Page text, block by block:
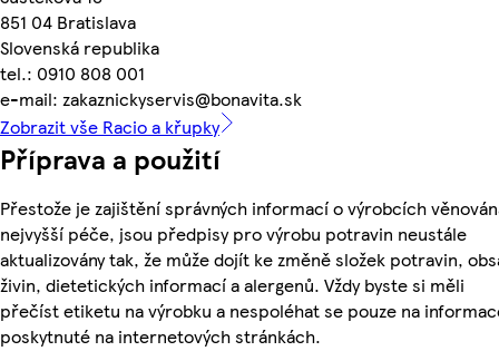
851 04 Bratislava
Slovenská republika
tel.: 0910 808 001
e-mail: zakaznickyservis@bonavita.sk
Zobrazit vše Racio a křupky
Příprava a použití
Přestože je zajištění správných informací o výrobcích
nejvyšší péče, jsou předpisy pro výrobu potravin neustále
aktualizovány tak, že může dojít ke změně složek potravin,
živin, dietetických informací a alergenů. Vždy byste si měli
přečíst etiketu na výrobku a nespoléhat se pouze na
poskytnuté na internetových stránkách.